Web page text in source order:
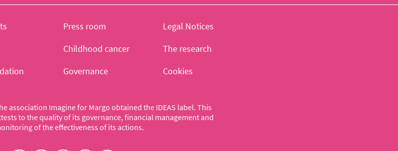
association Imagine for Margo obtained the IDEAS label. This
to the quality of its governance, financial management and
of the effectiveness of its actions.
Press room
Legal Notices
Childhood cancer
The research
Governance Cookies